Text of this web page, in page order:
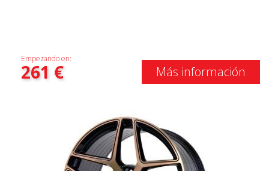
Empezando en:
261 € Más información